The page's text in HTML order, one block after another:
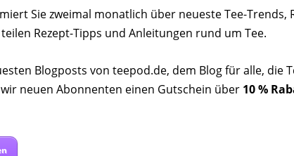
Sie zweimal monatlich über neueste Tee-Trends,
Rezept-Tipps und Anleitungen rund um Tee.
Blogposts von teepod.de, dem Blog für alle, die
neuen Abonnenten einen Gutschein über 10 %